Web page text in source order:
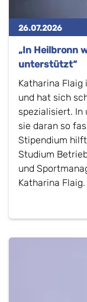
26.07.2026
„In Heilbronn
unterstützt“
Katharina
und hat sich
spezialisiert. In
sie daran so
Stipendium
Studium
und
Katharina